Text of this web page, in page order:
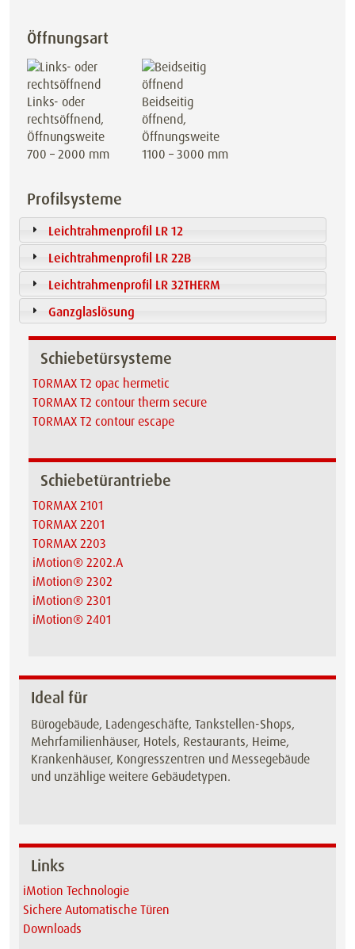
Öffnungsart
Links- oder
rechtsöffnend,
Öffnungsweite
700 – 2000 mm
Beidseitig
öffnend,
Öffnungsweite
1100 – 3000 mm
Profilsysteme
Leichtrahmenprofil LR 12
Leichtrahmenprofil LR 22B
Leichtrahmenprofil LR 32THERM
Ganzglaslösung
Schiebetürsysteme
TORMAX T2 opac hermetic
TORMAX T2 contour therm secure
TORMAX T2 contour escape
Schiebetürantriebe
TORMAX 2101
TORMAX 2201
TORMAX 2203
iMotion® 2202.A
iMotion® 2302
iMotion® 2301
iMotion® 2401
Ideal für
Bürogebäude, Ladengeschäfte, Tankstellen-Shops,
Mehrfamilienhäuser, Hotels, Restaurants, Heime,
Krankenhäuser, Kongresszentren und Messegebäude
und unzählige weitere Gebäudetypen.
Links
iMotion Technologie
Sichere Automatische Türen
Downloads